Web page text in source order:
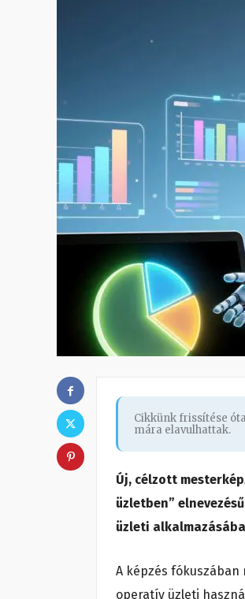
Cikkünk frissítése
mára elavulhattak.
Új, célzott
üzletben”
üzleti
A képzés
operatív üzleti